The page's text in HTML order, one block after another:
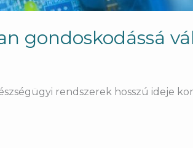
gondoskodássá
rendszerek hosszú ideje